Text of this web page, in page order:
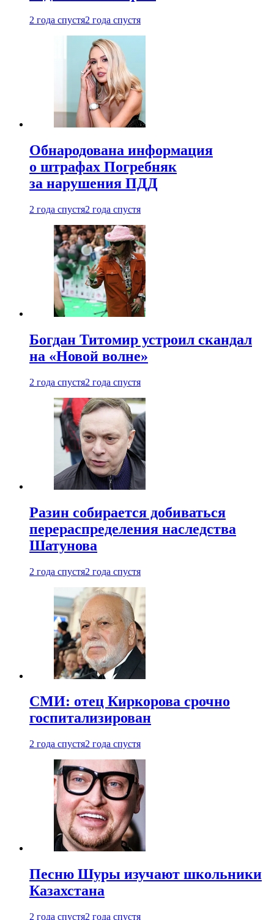
2 года спустя2 года спустя
Обнародована информация
о штрафах Погребняк
за нарушения ПДД
2 года спустя2 года спустя
Богдан Титомир устроил скандал
на «Новой волне»
2 года спустя2 года спустя
Разин собирается добиваться
перераспределения наследства
Шатунова
2 года спустя2 года спустя
СМИ: отец Киркорова срочно
госпитализирован
2 года спустя2 года спустя
Песню Шуры изучают школьники
Казахстана
2 года спустя2 года спустя